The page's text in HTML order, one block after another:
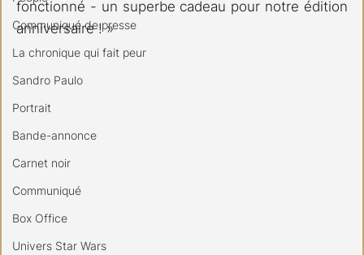
Communiqué de presse
La chronique qui fait peur
Sandro Paulo
Portrait
Bande-annonce
Carnet noir
Communiqué
Box Office
Univers Star Wars
fonctionné - un superbe cadeau pour notre édition
anniversaire ! »